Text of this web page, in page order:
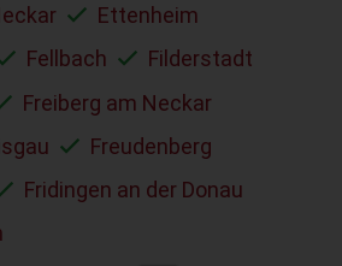
Ettenheim
Fellbach
Filderstadt
Freiberg am Neckar
Freudenberg
Fridingen an der Donau